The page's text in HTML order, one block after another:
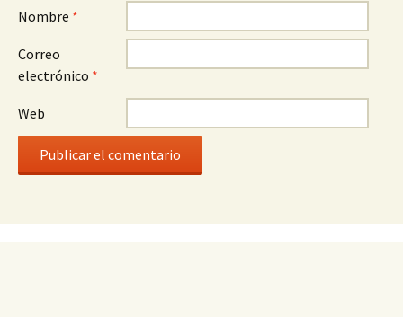
Nombre *
Correo
electrónico *
Web